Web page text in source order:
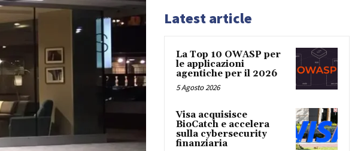
Latest article
La Top 10 OWASP per
le applicazioni
agentiche per il 2026
5 Agosto 2026
Visa acquisisce
BioCatch e accelera
sulla cybersecurity
finanziaria